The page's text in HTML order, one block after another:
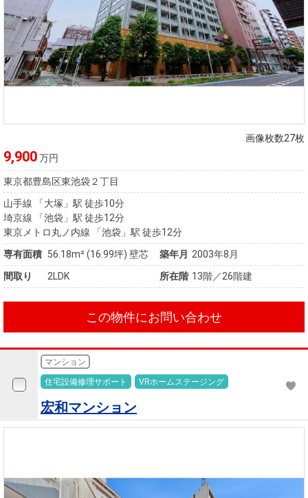
購入向け
サービス
住宅ロー
ンシミュ
レーショ
ン
住まい1プ
ラス（お
役立ちコ
ラム）
（電子ブ
ック）
住まいと
暮らしの
税金の本
（電子ブ
売却ガイ
ド
画像枚数27枚
9,900万円
東京都豊島区東池袋２丁目
山手線 「大塚」駅 徒歩10分
埼京線 「池袋」駅 徒歩12分
東京メトロ丸ノ内線 「池袋」駅 徒歩12分
専有面積 56.18m²(16.99坪) 壁芯 築年月 2003年8月
間取り
2LDK 所在階 13階／26階建
この物件にお問い合わせ
マンション
住宅設備修理サポート VRホームステージング
宏和マンション